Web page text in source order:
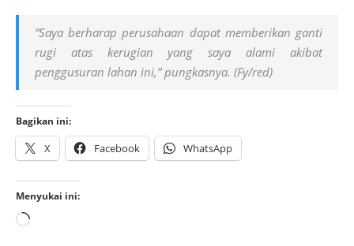
“Saya berharap perusahaan dapat memberikan ganti
rugi atas kerugian yang saya alami akibat
penggusuran lahan ini,” pungkasnya. (Fy/red)
Bagikan ini:
X Facebook WhatsApp
Menyukai ini: